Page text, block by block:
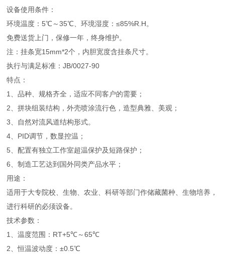
设备使用条件：
环境温度：5℃～35℃、环境湿度：≤85%R.H。
免费送货上门，保修一年，终身维护。
注：挂条宽15mm*2个，内胆宽度含挂条尺寸。
执行与满足标准：JB/0027-90
特点：
1、品种、规格齐全，适应不同客户的需要；
2、拼块组装结构，外壳喷涂流行色，造型典雅、美观；
3、自然对流风道结构形式。
4、PID调节，数显控温；
5、配置有独立工作室超温保护及短路保护；
6、制造工艺达到国外同类产品水平；
用途：
适用于大专院校、生物、农业、科研等部门作储藏菌种、生物培养，
进行科研的必须设备。
技术参数：
1、温度范围：RT+5℃～65℃
2、恒温波动度：±0.5℃